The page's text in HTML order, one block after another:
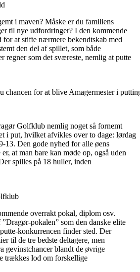
i maven? Måske er du familiens
til nye udfordringer? I den kommende
for at stifte nærmere bekendtskab med
den del af spillet, som både
regner som det sværeste, nemlig at putte
chancen for at blive Amagermester i
Golfklub nemlig noget så fornemt
i put, hvilket afvikles over to dage: lørdag
13. Den gode nyhed for alle øens
at man bare kan møde op, også uden
spilles på 18 huller, inden
overrakt pokal, diplom osv.
pokalen” som den danske elite
konkurrencen finder sted. Der
til de tre bedste deltagere, men
gevinstchancer blandt de øvrige
trækkes lod om forskellige